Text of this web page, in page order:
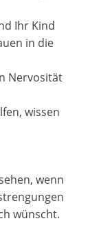
Ihr Kind
in die
Nervosität
wissen
wenn
wünscht.